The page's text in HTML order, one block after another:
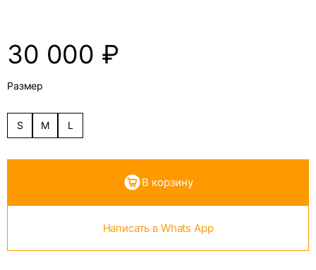
30 000 ₽
Размер
S M L
В корзину
Написать в Whats App